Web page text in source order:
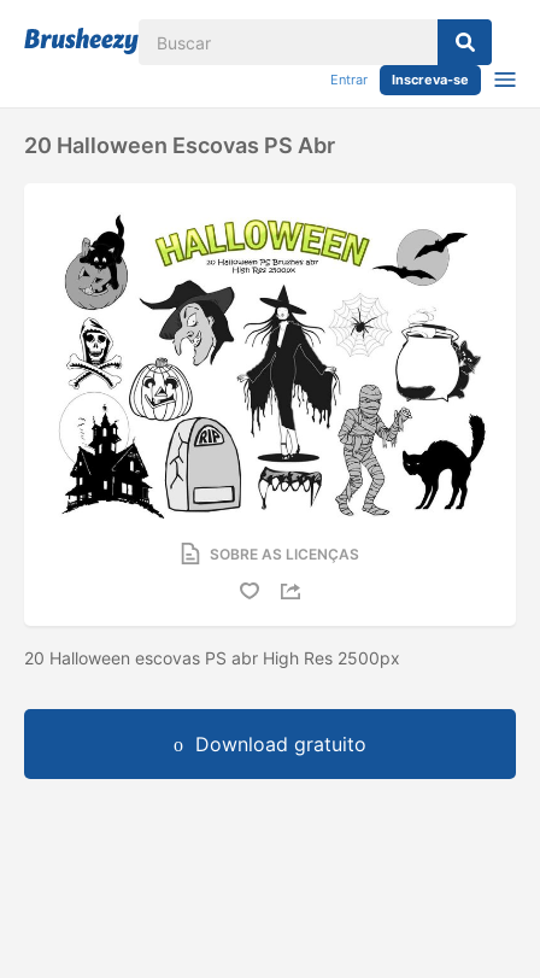
Entrar Inscreva-se
20 Halloween Escovas PS Abr
SOBRE AS LICENÇAS
20 Halloween escovas PS abr High Res 2500px
Download gratuito